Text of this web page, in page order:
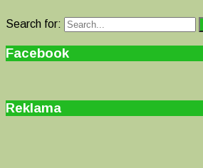
Search for:
Facebook
Reklama